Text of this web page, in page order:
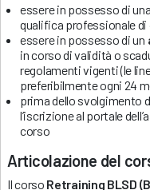
essere in possesso di
qualifica professionale
essere in possesso di un
in corso di validità o
regolamenti vigenti (le
preferibilmente ogni 24
prima dello svolgimento
l’iscrizione al portale
corso
Articolazione del
Il corso Retraining BLSD